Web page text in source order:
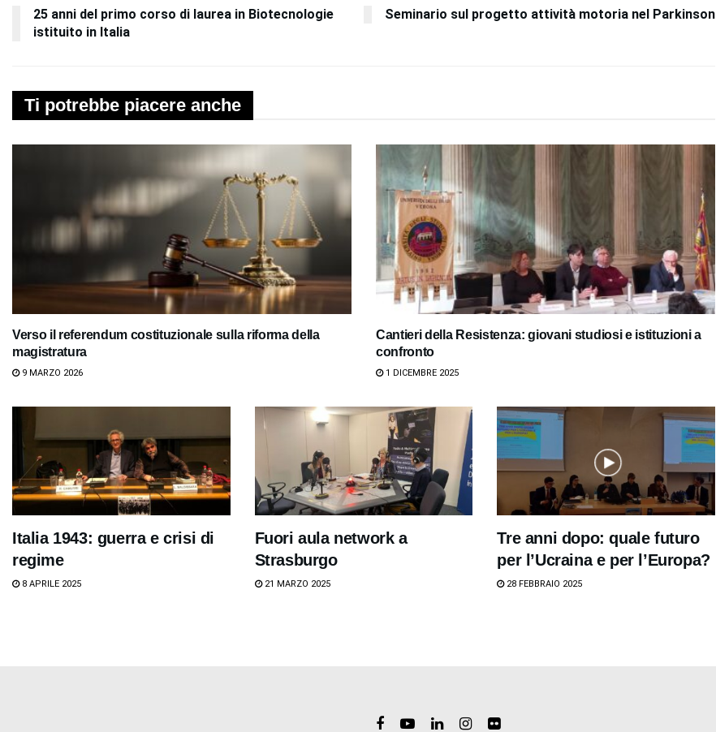
25 anni del primo corso di laurea in Biotecnologie
istituito in Italia
Seminario sul progetto attività motoria nel Parkinson
Ti potrebbe piacere anche
Verso il referendum costituzionale sulla riforma della
magistratura
9 MARZO 2026
Cantieri della Resistenza: giovani studiosi e istituzioni a
confronto
1 DICEMBRE 2025
Italia 1943: guerra e crisi di
regime
8 APRILE 2025
Fuori aula network a
Strasburgo
21 MARZO 2025
Tre anni dopo: quale futuro
per l’Ucraina e per l’Europa?
28 FEBBRAIO 2025